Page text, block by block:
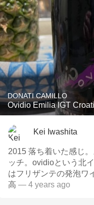
DONATI CAMILLO
Ovidio Emilia IGT
Kei Iwashita
2015 落ち着いた感じ
ッチ。ovidioという北
はフリザンテの発泡ワ
高 — 4 years ago